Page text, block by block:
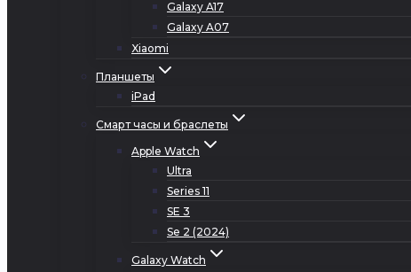
Galaxy A17
Galaxy A07
Xiaomi
Планшеты
iPad
Смарт часы и браслеты
Apple Watch
Ultra
Series 11
SE 3
Se 2 (2024)
Galaxy Watch